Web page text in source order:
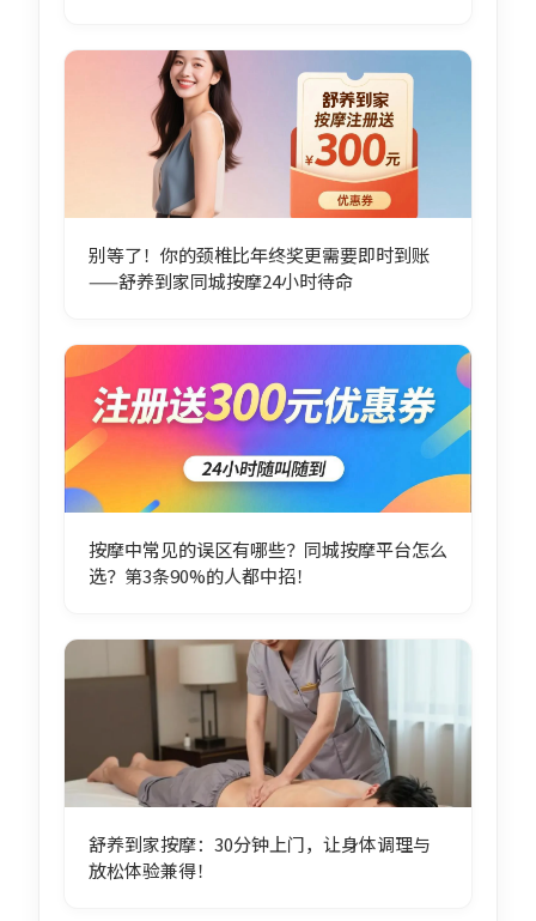
别等了！你的颈椎比年终奖更需要即时到账
——舒养到家同城按摩24小时待命
按摩中常见的误区有哪些？同城按摩平台怎么
选？第3条90%的人都中招！
舒养到家按摩：30分钟上门，让身体调理与
放松体验兼得！